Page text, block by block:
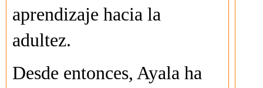
aprendizaje hacia la
adultez.
Desde entonces, Ayala ha